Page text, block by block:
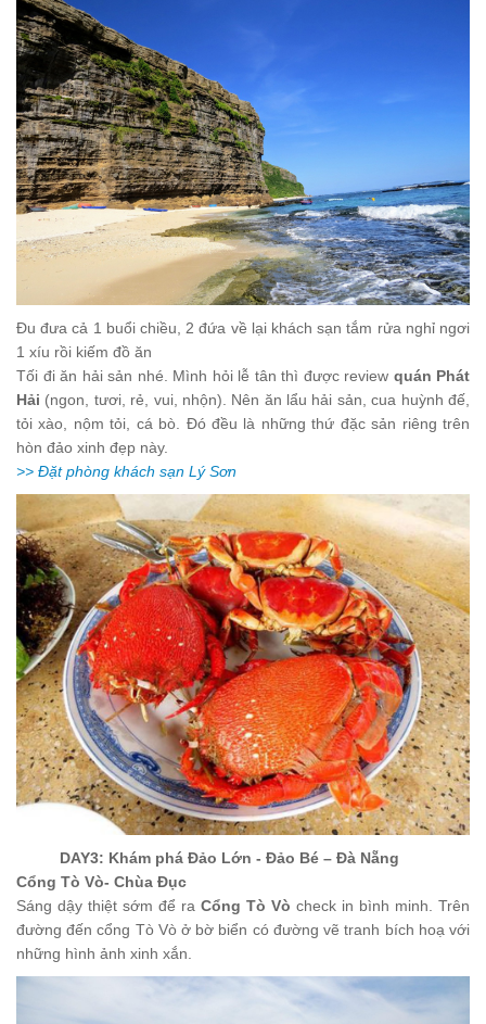
Đu đưa cả 1 buổi chiều, 2 đứa về lại khách sạn tắm rửa nghỉ ngơi
1 xíu rồi kiếm đồ ăn
Tối đi ăn hải sản nhé. Mình hỏi lễ tân thì được review quán Phát
Hải (ngon, tươi, rẻ, vui, nhộn). Nên ăn lẩu hải sản, cua huỳnh đế,
tỏi xào, nộm tỏi, cá bò. Đó đều là những thứ đặc sản riêng trên
hòn đảo xinh đẹp này.
>> Đặt phòng khách sạn Lý Sơn
DAY3: Khám phá Đảo Lớn - Đảo Bé – Đà Nẵng
Cổng Tò Vò- Chùa Đục
Sáng dậy thiệt sớm để ra Cổng Tò Vò check in bình minh. Trên
đường đến cổng Tò Vò ở bờ biển có đường vẽ tranh bích hoạ với
những hình ảnh xinh xắn.